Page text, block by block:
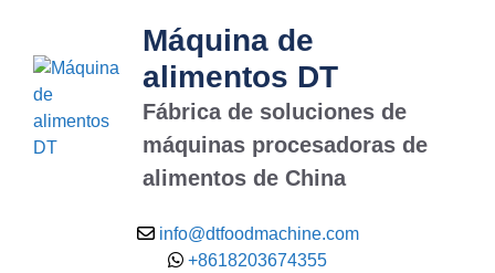
Máquina de
alimentos DT
Fábrica de soluciones de
máquinas procesadoras de
alimentos de China
info@dtfoodmachine.com
+8618203674355